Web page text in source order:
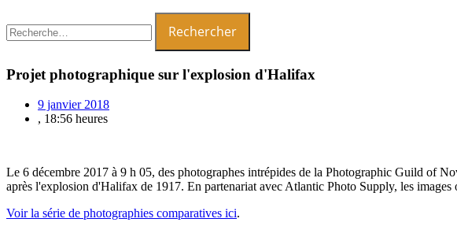
Projet photographique sur l'explosion d'Halifax
9 janvier 2018
, 18:56 heures
Le 6 décembre 2017 à 9 h 05, des photographes intrépides de la Photographic Guild of
après l'explosion d'Halifax de 1917. En partenariat avec Atlantic Photo Supply, les
Voir la série de photographies comparatives ici.